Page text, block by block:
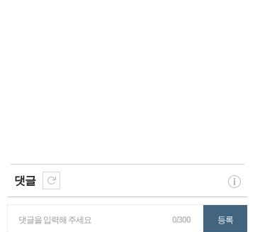
댓글
댓글을 입력해 주세요 0/300 등록